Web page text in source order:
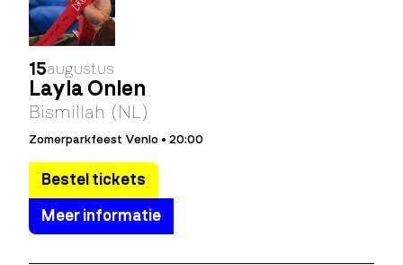
15augustus
Layla Önlen
Bismillah (NL)
Zomerparkfeest Venlo • 20:00
Bestel tickets
Meer informatie